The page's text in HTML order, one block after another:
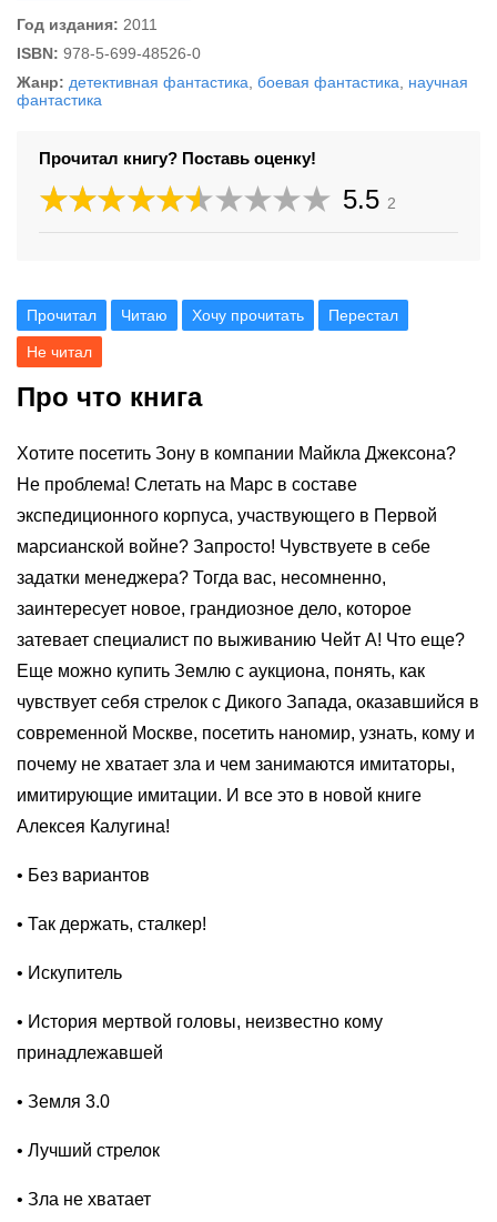
Год издания: 2011
ISBN: 978-5-699-48526-0
Жанр: детективная фантастика боевая фантастика
научная
фантастика
Прочитал книгу? Поставь оценку!
5.5 2
Прочитал Читаю Хочу прочитать Перестал
Не читал
Про что книга
Хотите посетить Зону в компании Майкла Джексона?
Не проблема! Слетать на Марс в составе
экспедиционного корпуса, участвующего в Первой
марсианской войне? Запросто! Чувствуете в себе
задатки менеджера? Тогда вас, несомненно,
заинтересует новое, грандиозное дело, которое
затевает специалист по выживанию Чейт А! Что еще?
Еще можно купить Землю с аукциона, понять, как
чувствует себя стрелок с Дикого Запада, оказавшийся в
современной Москве, посетить наномир, узнать, кому и
почему не хватает зла и чем занимаются имитаторы,
имитирующие имитации. И все это в новой книге
Алексея Калугина!
• Без вариантов
• Так держать, сталкер!
• Искупитель
• История мертвой головы, неизвестно кому
принадлежавшей
• Земля 3.0
• Лучший стрелок
• Зла не хватает